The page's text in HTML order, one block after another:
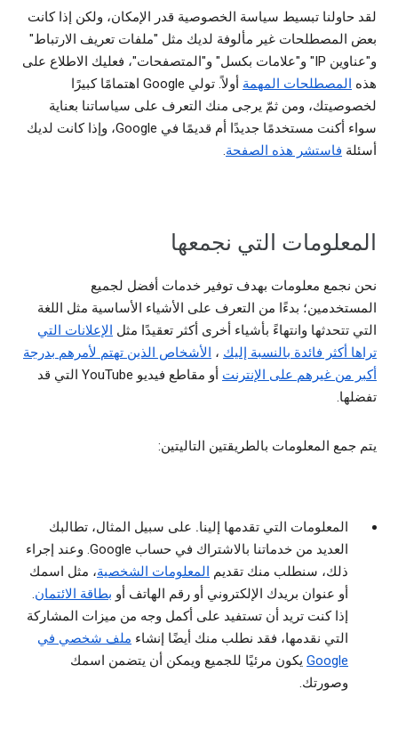
لقد حاولنا تبسيط سياسة الخصوصية قدر الإمكان، ولكن إذا كانت
بعض المصطلحات غير مألوفة لديك مثل "ملفات تعريف الارتباط"
و"عناوين IP" و"علامات بكسل" و"المتصفحات"، فعليك الاطلاع على
هذه المصطلحات المهمة
أولاً. تولي Google اهتمامًا كبيرًا
لخصوصيتك، ومن ثمّ يرجى منك التعرف على سياساتنا بعناية
سواء أكنت مستخدمًا جديدًا أم قديمًا في Google، وإذا كانت لديك
أسئلة فاستشر هذه الصفحة.
المعلومات التي نجمعها
نحن نجمع معلومات بهدف توفير خدمات أفضل لجميع
المستخدمين؛ بدءًا من التعرف على الأشياء الأساسية مثل اللغة
التي تتحدثها وانتهاءً بأشياء أخرى أكثر تعقيدًا مثل الإعلانات التي
تراها أكثر فائدة بالنسبة إليك ، الأشخاص الذين تهتم لأمرهم بدرجة
أكبر من غيرهم على الإنترنت
أو مقاطع فيديو YouTube التي قد
تفضلها.
يتم جمع المعلومات بالطريقتين التاليتين:
المعلومات التي تقدمها إلينا. على سبيل المثال، تطالبك
العديد من خدماتنا بالاشتراك في حساب Google. وعند إجراء
ذلك، سنطلب منك تقديم المعلومات الشخصية، مثل اسمك
أو عنوان بريدك الإلكتروني أو رقم الهاتف أو بطاقة الائتمان.
إذا كنت تريد أن تستفيد على أكمل وجه من ميزات المشاركة
التي نقدمها، فقد نطلب منك أيضًا إنشاء ملف شخصي في
Google يكون مرئيًا للجميع ويمكن أن يتضمن اسمك
وصورتك.